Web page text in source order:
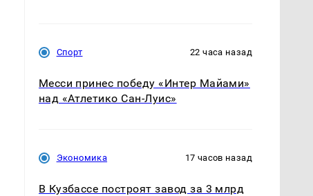
Спорт 22 часа назад
Месси принес победу «Интер Майами»
над «Атлетико Сан-Луис»
Экономика 17 часов назад
В Кузбассе построят завод за 3 млрд